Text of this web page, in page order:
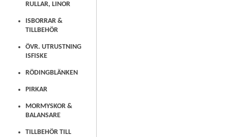
RULLAR, LINOR
ISBORRAR &
TILLBEHÖR
ÖVR. UTRUSTNING
ISFISKE
RÖDINGBLÄNKEN
PIRKAR
MORMYSKOR &
BALANSARE
TILLBEHÖR TILL